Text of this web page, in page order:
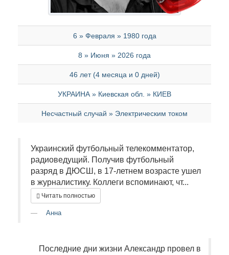
6 » Февраля » 1980 года
8 » Июня » 2026 года
46 лет (4 месяца и 0 дней)
УКРАИНА » Киевская обл. » КИЕВ
Несчастный случай » Электрическим током
Украинский футбольный телекомментатор,
радиоведущий. Получив футбольный
разряд в ДЮСШ, в 17-летнем возрасте ушел
в журналистику. Коллеги вспоминают, чт...
Читать полностью
Анна
Последние дни жизни Александр провел в